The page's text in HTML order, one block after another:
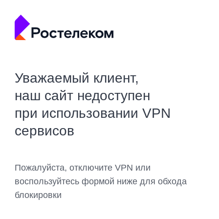
Уважаемый клиент,
наш сайт недоступен
при использовании VPN
сервисов
Пожалуйста, отключите VPN или
воспользуйтесь формой ниже для обхода
блокировки